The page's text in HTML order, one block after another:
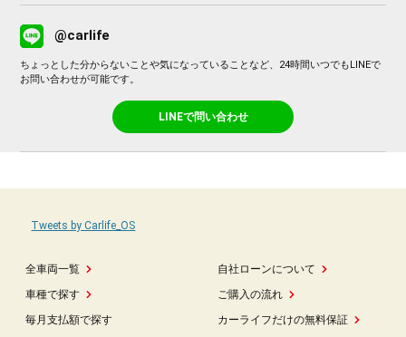
@carlife
ちょっとした分からないことや気になっていることなど、24時間いつでもLINEで
お問い合わせが可能です。
LINEで問い合わせ
全車両一覧
車種で探す
毎月支払額で探す
自社ローンについて
ご購入の流れ
カーライフだけの無料保証
Tweets by Carlife_OS